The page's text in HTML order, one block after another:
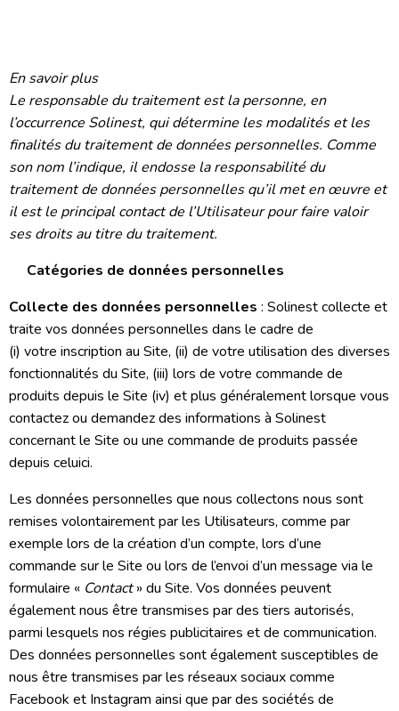
En savoir plus
Le responsable du traitement est la personne, en
l’occurrence Solinest, qui détermine les modalités et les
finalités du traitement de données personnelles. Comme
son nom l’indique, il endosse la responsabilité du
traitement de données personnelles qu’il met en œuvre et
il est le principal contact de l’Utilisateur pour faire valoir
ses droits au titre du traitement.
Catégories de données personnelles
Collecte des données personnelles : Solinest collecte et
traite vos données personnelles dans le cadre de
(i) votre inscription au Site, (ii) de votre utilisation des diverses
fonctionnalités du Site, (iii) lors de votre commande de
produits depuis le Site (iv) et plus généralement lorsque vous
contactez ou demandez des informations à Solinest
concernant le Site ou une commande de produits passée
depuis celuici.
Les données personnelles que nous collectons nous sont
remises volontairement par les Utilisateurs, comme par
exemple lors de la création d’un compte, lors d’une
commande sur le Site ou lors de l’envoi d’un message via le
formulaire « Contact» du Site. Vos données peuvent
également nous être transmises par des tiers autorisés,
parmi lesquels nos régies publicitaires et de communication.
Des données personnelles sont également susceptibles de
nous être transmises par les réseaux sociaux comme
Facebook et Instagram ainsi que par des sociétés de